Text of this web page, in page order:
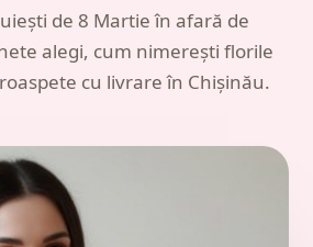
de 8 Martie în afară de
alegi, cum nimerești florile
cu livrare în Chișinău.